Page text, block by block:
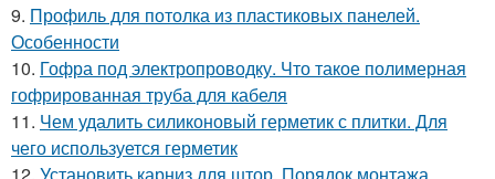
9. Профиль для потолка из пластиковых панелей.
Особенности
10. Гофра под электропроводку. Что такое полимерная
гофрированная труба для кабеля
11. Чем удалить силиконовый герметик с плитки. Для
чего используется герметик